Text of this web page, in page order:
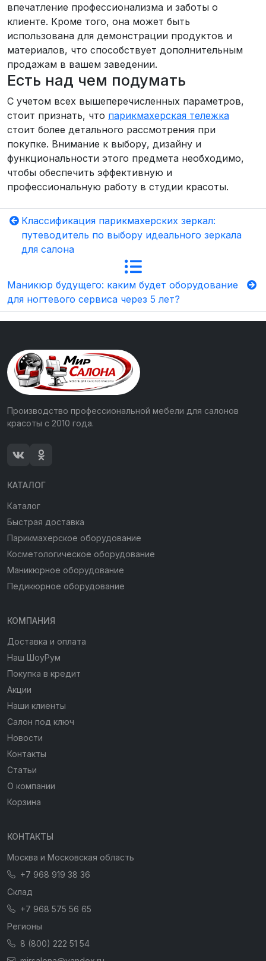
впечатление профессионализма и заботы о
клиенте. Кроме того, она может быть
использована для демонстрации продуктов и
материалов, что способствует дополнительным
продажам в вашем заведении.
Есть над чем подумать
С учетом всех вышеперечисленных параметров,
стоит признать, что парикмахерская тележка
стоит более детального рассмотрения при
покупке. Внимание к выбору, дизайну и
функциональности этого предмета необходимо,
чтобы обеспечить эффективную и
профессиональную работу в студии красоты.
Классификация парикмахерских зеркал:
путеводитель по выбору идеального зеркала
для салона
Маникюр будущего: каким будет оборудование
для ногтевого сервиса через 5 лет?
Производство профессиональной мебели для салонов
красоты с 2010 года.
КАТАЛОГ
Каталог
Быстрая доставка
Парикмахерское оборудование
Косметологическое оборудование
Маникюрное оборудование
Педикюрное оборудование
КОМПАНИЯ
Доставка и оплата
Наш ШоуРум
Покупка в кредит
Акции
Наши клиенты
Салон под ключ
Новости
Контакты
Статьи
О компании
Корзина
КОНТАКТЫ
Москва и Московская область
+7 968 919 38 36
Склад
+7 968 575 56 65
Регионы
8 (800) 222 51 54